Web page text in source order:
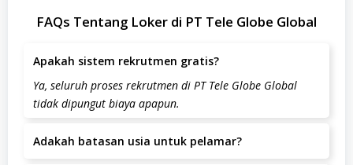
FAQs Tentang Loker di PT Tele Globe Global
Apakah sistem rekrutmen gratis?
Ya, seluruh proses rekrutmen di PT Tele Globe Global
tidak dipungut biaya apapun.
Adakah batasan usia untuk pelamar?